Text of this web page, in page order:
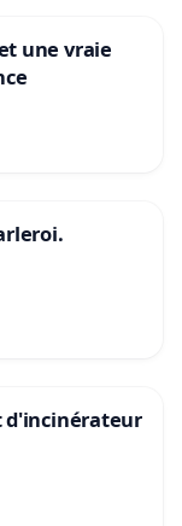
une vraie
d'incinérateur